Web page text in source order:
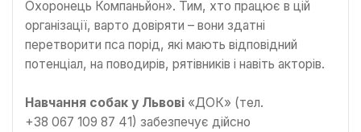
Охоронець Компаньйон». Тим, хто працює в цій
організації, варто довіряти – вони здатні
перетворити пса порід, які мають відповідний
потенціал, на поводирів, рятівників і навіть акторів.
Навчання собак у Львові «ДОК» (тел.
+38 067 109 87 41) забезпечує дійсно